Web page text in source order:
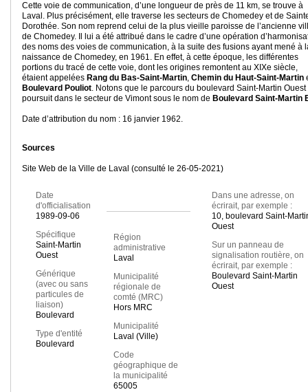
Cette voie de communication, d’une longueur de près de 11 km, se trouve à
Laval. Plus précisément, elle traverse les secteurs de Chomedey et de
Dorothée. Son nom reprend celui de la plus vieille paroisse de l’ancienne
de Chomedey. Il lui a été attribué dans le cadre d’une opération
des noms des voies de communication, à la suite des fusions ayant mené à
naissance de Chomedey, en 1961. En effet, à cette époque, les différentes
portions du tracé de cette voie, dont les origines remontent au XIXe siècle,
étaient appelées Rang du Bas-Saint-Martin, Chemin du Haut-Saint-Martin
Boulevard Pouliot. Notons que le parcours du boulevard Saint-Martin Ouest
poursuit dans le secteur de Vimont sous le nom de Boulevard Saint-Martin
Date d’attribution du nom : 16 janvier 1962.
Sources
Site Web de la Ville de Laval (consulté le 26-05-2021)
Date
d'officialisation
1989-09-06
Spécifique
Saint-Martin
Ouest
Générique
(avec ou sans
particules de
liaison)
Boulevard
Type d'entité
Boulevard
Région
administrative
Laval
Municipalité
régionale de
comté (MRC)
Hors MRC
Municipalité
Laval (Ville)
Code
géographique de
la municipalité
65005
Dans une adresse, on
écrirait, par exemple :
10, boulevard Saint-
Ouest
Sur un panneau de
signalisation routière, on
écrirait, par exemple :
Boulevard Saint-Martin
Ouest